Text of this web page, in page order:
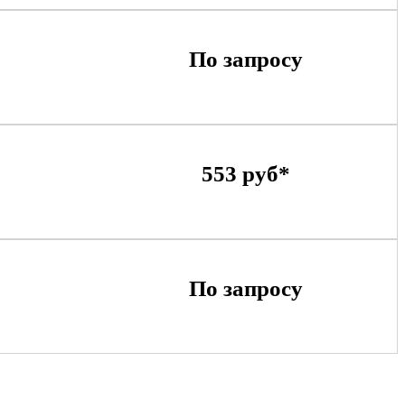
По запросу
553 руб*
По запросу